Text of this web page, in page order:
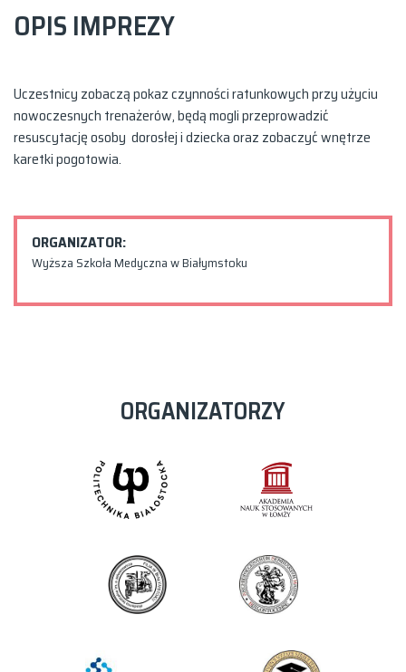
OPIS IMPREZY
Uczestnicy zobaczą pokaz czynności ratunkowych przy użyciu
nowoczesnych trenażerów, będą mogli przeprowadzić
resuscytację osoby dorosłej i dziecka oraz zobaczyć wnętrze
karetki pogotowia.
ORGANIZATOR:
Wyższa Szkoła Medyczna w Białymstoku
ORGANIZATORZY